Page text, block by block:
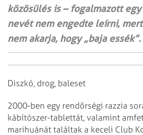
közösülés is – fogalmazott egy
nevét nem engedte leírni,
nem akarja, hogy „baja essék”.
Diszkó, drog, baleset
2000-ben egy rendõrségi razzia
kábítószer-tablettát, valamint
marihuánát találtak a keceli Club